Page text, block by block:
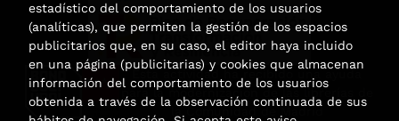
Esta actividad ha recibido una ayuda
para la modernización de las librerías de
la Comunidad de Madrid
estadístico del comportamiento de los usuarios
(analíticas), que permiten la gestión de los espacios
publicitarios que, en su caso, el editor haya incluido
en una página (publicitarias) y cookies que almacenan
información del comportamiento de los usuarios
obtenida a través de la observación continuada de sus